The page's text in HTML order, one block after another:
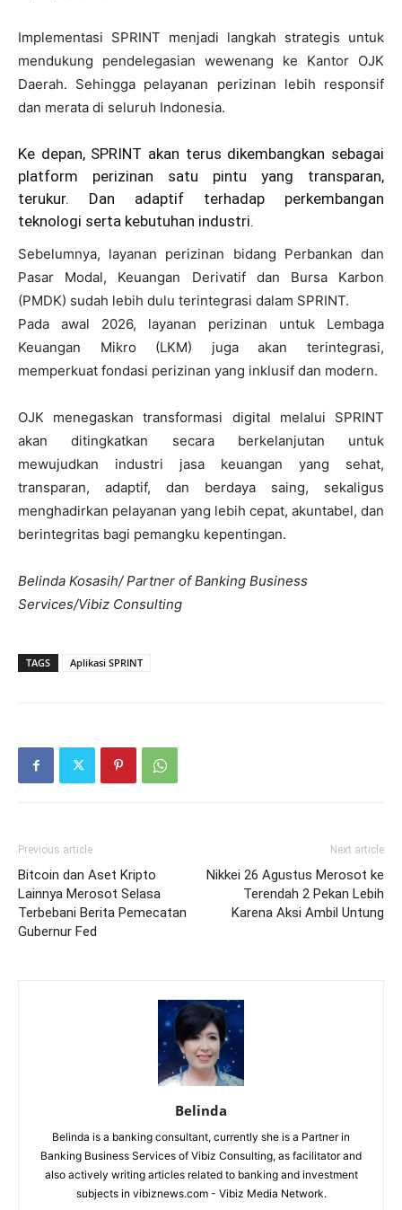
Implementasi SPRINT menjadi langkah strategis untuk
mendukung pendelegasian wewenang ke Kantor OJK
Daerah. Sehingga pelayanan perizinan lebih responsif
dan merata di seluruh Indonesia.
Ke depan, SPRINT akan terus dikembangkan sebagai
platform perizinan satu pintu yang transparan,
terukur. Dan adaptif terhadap perkembangan
teknologi serta kebutuhan industri.
Sebelumnya, layanan perizinan bidang Perbankan dan
Pasar Modal, Keuangan Derivatif dan Bursa Karbon
(PMDK) sudah lebih dulu terintegrasi dalam SPRINT.
Pada awal 2026, layanan perizinan untuk Lembaga
Keuangan Mikro (LKM) juga akan terintegrasi,
memperkuat fondasi perizinan yang inklusif dan modern.
OJK menegaskan transformasi digital melalui SPRINT
akan ditingkatkan secara berkelanjutan untuk
mewujudkan industri jasa keuangan yang sehat,
transparan, adaptif, dan berdaya saing, sekaligus
menghadirkan pelayanan yang lebih cepat, akuntabel, dan
berintegritas bagi pemangku kepentingan.
Belinda Kosasih/ Partner of Banking Business
Services/Vibiz Consulting
TAGS Aplikasi SPRINT
Previous article
Bitcoin dan Aset Kripto
Lainnya Merosot Selasa
Terbebani Berita Pemecatan
Gubernur Fed
Next article
Nikkei 26 Agustus Merosot ke
Terendah 2 Pekan Lebih
Karena Aksi Ambil Untung
Belinda
Belinda is a banking consultant, currently she is a Partner in
Banking Business Services of Vibiz Consulting, as facilitator and
also actively writing articles related to banking and investment
subjects in vibiznews.com - Vibiz Media Network.